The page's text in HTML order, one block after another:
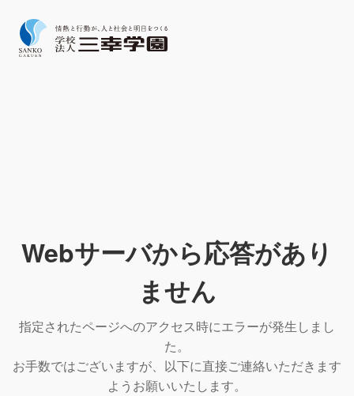
Webサーバから応答があり
ません
指定されたページへのアクセス時にエラーが発生しまし
た。
お手数ではございますが、以下に直接ご連絡いただきます
ようお願いいたします。